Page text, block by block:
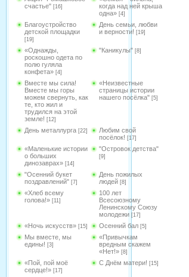
счастье" [16]
когда над ней крыша
одна» [4]
Благоустройство
детской площадки
[19]
День семьи, любви
и верности! [19]
«Однажды,
роскошно одета по
полю гуляла
конфета» [4]
"Каникулы" [8]
Вместе мы сила!
Вместе мы горы
можем свернуть, как
те, кто жил и
трудился на этой
земле! [12]
«Неизвестные
страницы истории
нашего посёлка" [5]
День металлурга [22]
Любим свой
посёлок! [17]
«Маленькие истории
о больших
динозаврах» [14]
"Островок детства"
[9]
"Осенний букет
поздравлений" [7]
День пожилых
людей [8]
«Хлеб всему
голова!» [11]
100 лет
Всесоюзному
Ленинскому Союзу
молодежи [17]
«Ночь искусств» [15] Осенний бал [5]
Мы вместе, мы
едины! [3]
«Привычкам
вредным скажем
«Нет!» [8]
«Пой, пой моё
сердце!» [17]
С Днём матери! [15]